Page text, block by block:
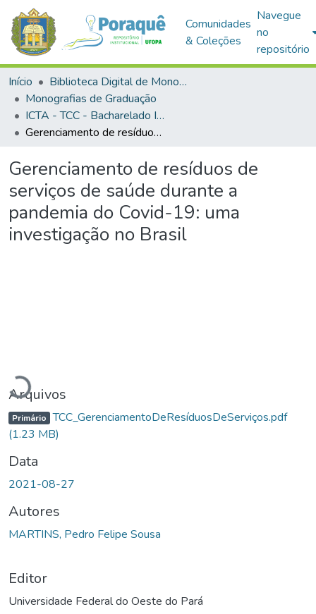
Comunidades
& Coleções
Navegue
no
repositório
Início
Biblioteca Digital de Monografias (BDM)
Monografias de Graduação
ICTA - TCC - Bacharelado Interdisciplinar em Ciência e Tecnologia das Águas
Gerenciamento de resíduos de serviços de saúde durante a pandemia do Covid-19: uma investigação no Brasil
Gerenciamento de resíduos de
serviços de saúde durante a
pandemia do Covid-19: uma
investigação no Brasil
Carregando...
Arquivos
Primário TCC_GerenciamentoDeResíduosDeServiços.pdf
(1.23 MB)
Data
2021-08-27
Autores
MARTINS, Pedro Felipe Sousa
Editor
Universidade Federal do Oeste do Pará